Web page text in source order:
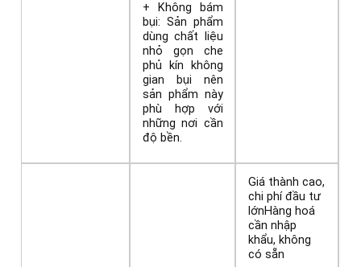
+ Không bám
bụi: Sản phẩm
dùng chất liệu
nhỏ gọn che
phủ kín không
gian bụi nên
sản phẩm này
phù hợp với
những nơi cần
độ bền.
Giá thành cao,
chi phí đầu tư
lớnHàng hoá
cần nhập
khẩu, không
có sẵn